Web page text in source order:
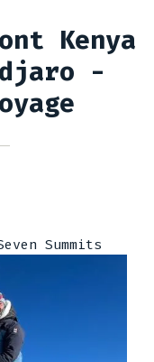
Kenya
-
Summits